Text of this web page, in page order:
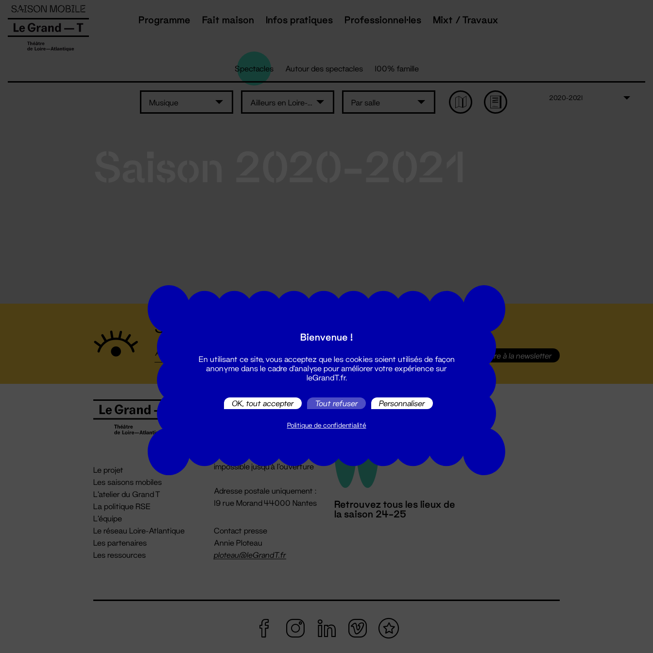
Programme Fait maison Infos pratiques Professionnel·les Mixt / Travaux
Spectacles Autour des spectacles 100% famille
Musique Ailleurs en Loire-Atlantique Par salle
2020-2021
Suivez toutes les actualités du Grand T :
S'inscrire à la newsletter
Le projet
Les saisons mobiles
L'atelier du Grand T
La politique RSE
L'équipe
Le réseau Loire-Atlantique
Les partenaires
Les ressources
Billetterie
billetterie@leGrandT.fr
impossible jusqu'à l'ouverture
Adresse postale uniquement :
19 rue Morand 44000 Nantes
Contact presse
Annie Ploteau
ploteau@leGrandT.fr
Retrouvez tous les lieux de
la saison 24-25
Panneau de gestion des cookies
Bienvenue !
En utilisant ce site, vous acceptez que les cookies soient utilisés de façon
anonyme dans le cadre d'analyse pour améliorer votre expérience sur
leGrandT.fr.
OK, tout accepter Tout refuser Personnaliser
Politique de confidentialité